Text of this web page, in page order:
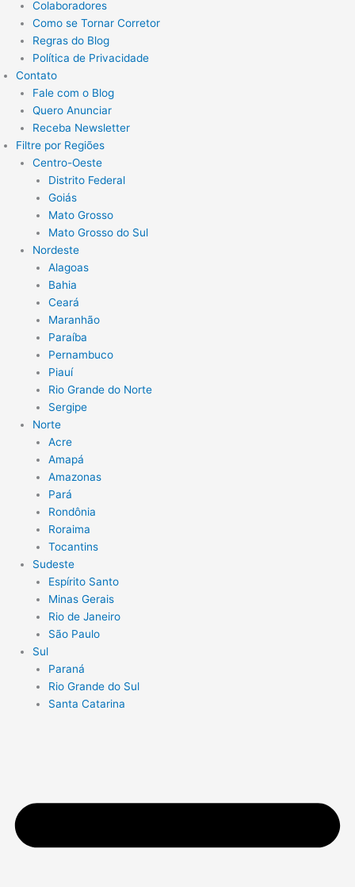
Colaboradores
Como se Tornar Corretor
Regras do Blog
Política de Privacidade
Contato
Fale com o Blog
Quero Anunciar
Receba Newsletter
Filtre por Regiões
Centro-Oeste
Distrito Federal
Goiás
Mato Grosso
Mato Grosso do Sul
Nordeste
Alagoas
Bahia
Ceará
Maranhão
Paraíba
Pernambuco
Piauí
Rio Grande do Norte
Sergipe
Norte
Acre
Amapá
Amazonas
Pará
Rondônia
Roraima
Tocantins
Sudeste
Espírito Santo
Minas Gerais
Rio de Janeiro
São Paulo
Sul
Paraná
Rio Grande do Sul
Santa Catarina